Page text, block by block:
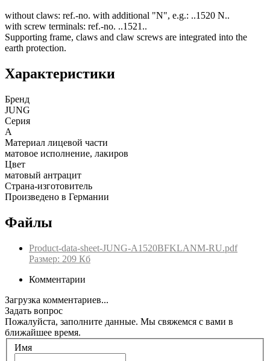
without claws: ref.-no. with additional "N", e.g.: ..1520 N..
with screw terminals: ref.-no. ..1521..
Supporting frame, claws and claw screws are integrated into the
earth protection.
Характеристики
Бренд
JUNG
Серия
A
Материал лицевой части
матовое исполнение, лакиров
Цвет
матовый антрацит
Страна-изготовитель
Произведено в Германии
Файлы
Product-data-sheet-JUNG-A1520BFKLANM-RU.pdf
Размер: 209 Кб
Комментарии
Загрузка комментариев...
Задать вопрос
Пожалуйста, заполните данные. Мы свяжемся с вами в
ближайшее время.
Имя